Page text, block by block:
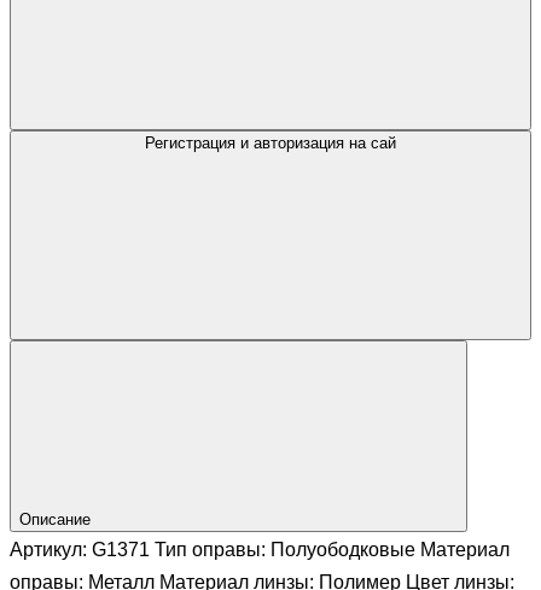
Регистрация и авторизация на сай
Описание
Артикул: G1371 Тип оправы: Полуободковые Материал
оправы: Металл Материал линзы: Полимер Цвет линзы: